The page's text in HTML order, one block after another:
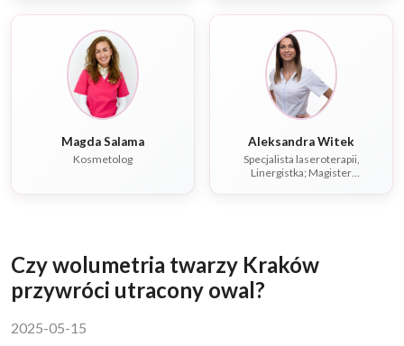
Magda Salama
Kosmetolog
Aleksandra Witek
Specjalista laseroterapii,
Linergistka; Magister
Czy wolumetria twarzy Kraków
przywróci utracony owal?
2025-05-15